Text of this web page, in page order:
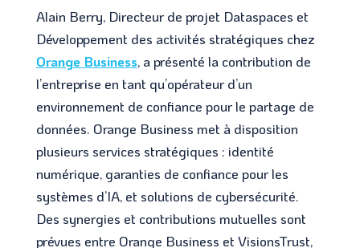
Alain Berry, Directeur de projet Dataspaces et
Développement des activités stratégiques chez
Orange Business, a présenté la contribution de
l’entreprise en tant qu’opérateur d’un
environnement de confiance pour le partage de
données. Orange Business met à disposition
plusieurs services stratégiques : identité
numérique, garanties de confiance pour les
systèmes d’IA, et solutions de cybersécurité.
Des synergies et contributions mutuelles sont
prévues entre Orange Business et VisionsTrust,